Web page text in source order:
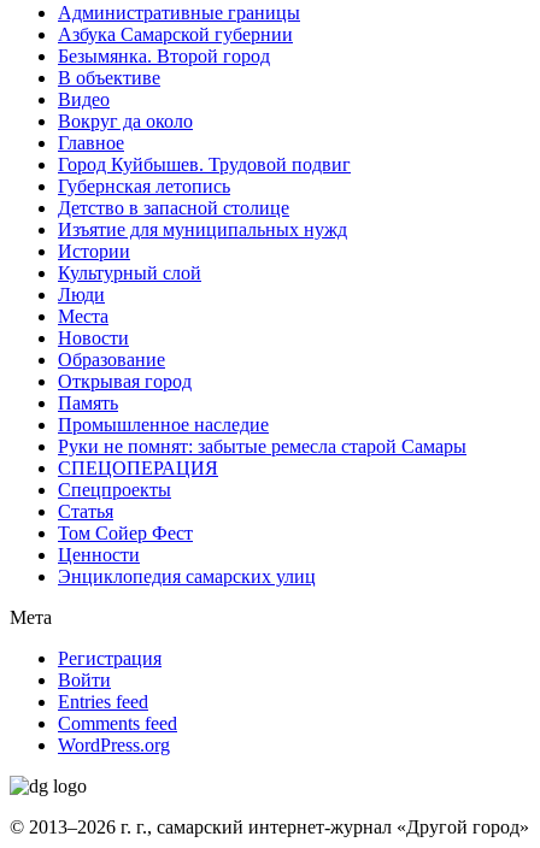
Административные границы
Азбука Самарской губернии
Безымянка. Второй город
В объективе
Видео
Вокруг да около
Главное
Город Куйбышев. Трудовой подвиг
Губернская летопись
Детство в запасной столице
Изъятие для муниципальных нужд
Истории
Культурный слой
Люди
Места
Новости
Образование
Открывая город
Память
Промышленное наследие
Руки не помнят: забытые ремесла старой Самары
СПЕЦОПЕРАЦИЯ
Спецпроекты
Статья
Том Сойер Фест
Ценности
Энциклопедия самарских улиц
Мета
Регистрация
Войти
Entries feed
Comments feed
WordPress.org
© 2013–2026 г. г., самарский интернет-журнал «Другой город»